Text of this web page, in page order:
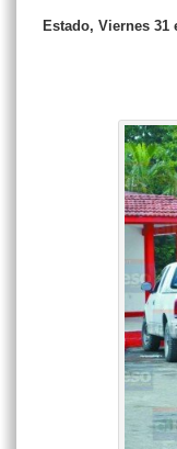
Estado, Viernes 31